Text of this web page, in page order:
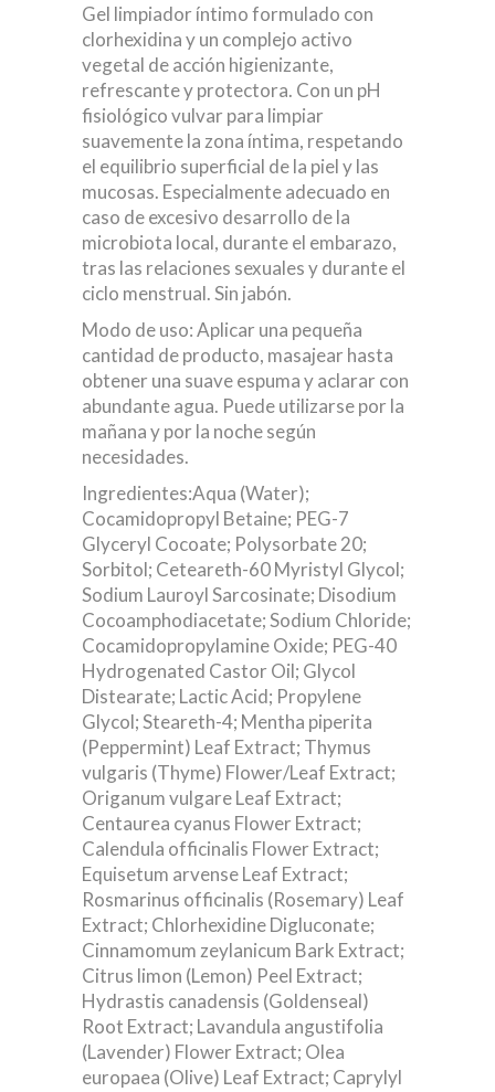
Gel limpiador íntimo formulado con
clorhexidina y un complejo activo
vegetal de acción higienizante,
refrescante y protectora. Con un pH
fisiológico vulvar para limpiar
suavemente la zona íntima, respetando
el equilibrio superficial de la piel y las
mucosas. Especialmente adecuado en
caso de excesivo desarrollo de la
microbiota local, durante el embarazo,
tras las relaciones sexuales y durante el
ciclo menstrual. Sin jabón.
Modo de uso: Aplicar una pequeña
cantidad de producto, masajear hasta
obtener una suave espuma y aclarar con
abundante agua. Puede utilizarse por la
mañana y por la noche según
necesidades.
Ingredientes:Aqua (Water);
Cocamidopropyl Betaine; PEG-7
Glyceryl Cocoate; Polysorbate 20;
Sorbitol; Ceteareth-60 Myristyl Glycol;
Sodium Lauroyl Sarcosinate; Disodium
Cocoamphodiacetate; Sodium Chloride;
Cocamidopropylamine Oxide; PEG-40
Hydrogenated Castor Oil; Glycol
Distearate; Lactic Acid; Propylene
Glycol; Steareth-4; Mentha piperita
(Peppermint) Leaf Extract; Thymus
vulgaris (Thyme) Flower/Leaf Extract;
Origanum vulgare Leaf Extract;
Centaurea cyanus Flower Extract;
Calendula officinalis Flower Extract;
Equisetum arvense Leaf Extract;
Rosmarinus officinalis (Rosemary) Leaf
Extract; Chlorhexidine Digluconate;
Cinnamomum zeylanicum Bark Extract;
Citrus limon (Lemon) Peel Extract;
Hydrastis canadensis (Goldenseal)
Root Extract; Lavandula angustifolia
(Lavender) Flower Extract; Olea
europaea (Olive) Leaf Extract; Caprylyl